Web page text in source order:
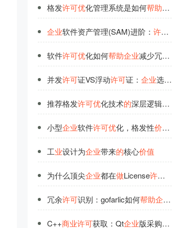
格发许可优化管理系统是如何帮助企
企业软件资产管理(SAM)进阶： 许可
软件许可优化如何帮助企业减少冗余授权从而节省显性支
并发许可证VS浮动许可证： 企业选型
推荐格发许可优化技术的深层逻辑：从技术到
小型企业软件许可优化，格发性价比之
工业设计为企业带来的核心价值
为什么顶尖企业都在做License许可
冗余许可识别：gofarlic如何帮助企业
C++商业许可获取：Qt企业版采购流程解